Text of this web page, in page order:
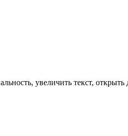
увеличить текст, открыть